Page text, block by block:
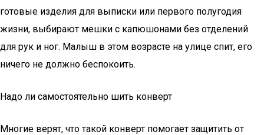
готовые изделия для выписки или первого полугодия
жизни, выбирают мешки с капюшонами без отделений
для рук и ног. Малыш в этом возрасте на улице спит, его
ничего не должно беспокоить.
Надо ли самостоятельно шить конверт
Многие верят, что такой конверт помогает защитить от